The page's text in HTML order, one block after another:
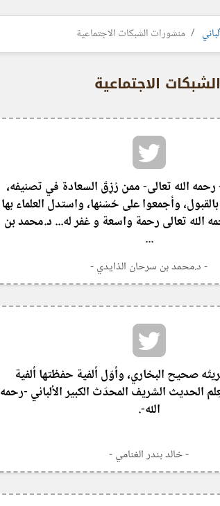
منشورات الشبكات الاجتماعية
الاجتماعية
- رحمه الله تعالى- ممن رُزِقَ السعادة في تصنيفه،
وأجمعوا على حُسْنها، واستدل العلماء بها
الله تعالى رحمة واسعة و غفر له... د.محمد بن
...
- د.محمد بن سرحان الذايدي -
صحيح البخاري، وأوّل ألفية حفظتها ألفية
الحديث الشريف المحدّث الكبير الألباني -رحمه
الله-.
- خالد بندر الغنامي -